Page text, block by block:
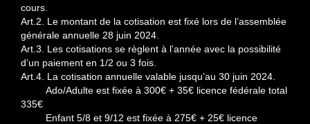
cours.
Art.2. Le montant de la cotisation est fixé lors de l’assemblée
générale annuelle 28 juin 2024.
Art.3. Les cotisations se règlent à l’année avec la possibilité
d’un paiement en 1/2 ou 3 fois.
Art.4. La cotisation annuelle valable jusqu’au 30 juin 2024.
Ado/Adulte est fixée à 300€ + 35€ licence fédérale total
335€
Enfant 5/8 et 9/12 est fixée à 275€ + 25€ licence